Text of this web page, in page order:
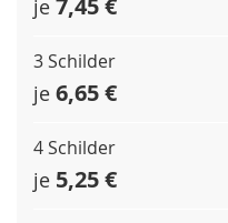
je 7,45 €
3 Schilder
je 6,65 €
4 Schilder
je 5,25 €